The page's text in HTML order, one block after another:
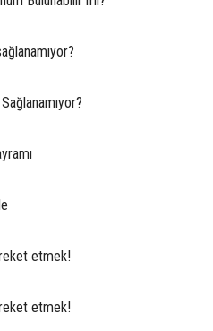
etmek!
etmek!